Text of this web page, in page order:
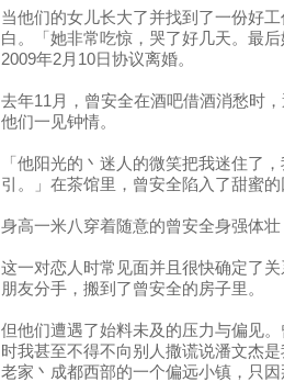
当他们的女儿长大了并找到了一份好
白。「她非常吃惊，哭了好几天。最
2009年2月10日协议离婚。
去年11月，曾安全在酒吧借酒消愁时
他们一见钟情。
「他阳光的丶迷人的微笑把我迷住了
引。」在茶馆里，曾安全陷入了甜蜜
身高一米八穿着随意的曾安全身强体
这一对恋人时常见面并且很快确定了
朋友分手，搬到了曾安全的房子里。
但他们遭遇了始料未及的压力与偏见
时我甚至不得不向别人撒谎说潘文杰
老家丶成都西部的一个偏远小镇，只